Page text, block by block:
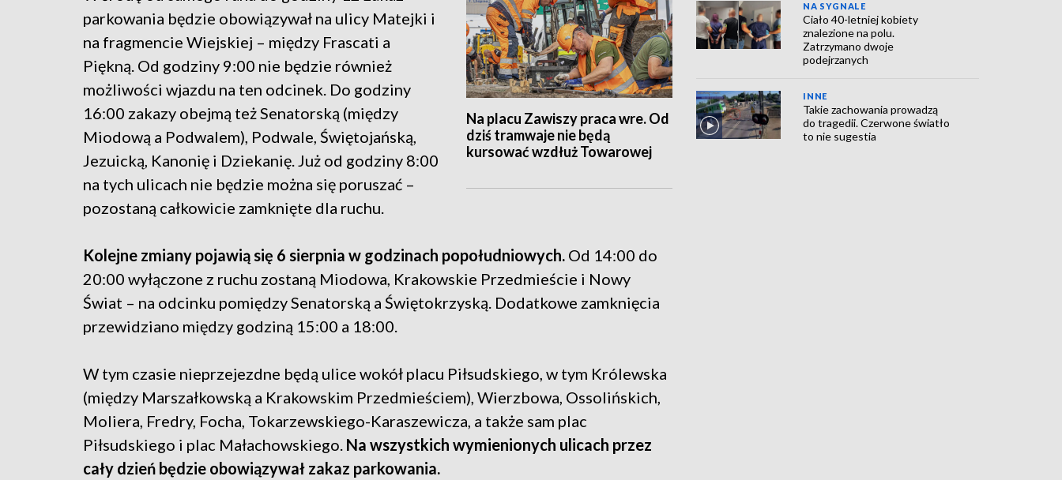
Na placu Zawiszy praca wre. Od
dziś tramwaje nie będą
kursować wzdłuż Towarowej
parkowania będzie obowiązywał na ulicy Matejki i
na fragmencie Wiejskiej – między Frascati a
Piękną. Od godziny 9:00 nie będzie również
możliwości wjazdu na ten odcinek. Do godziny
16:00 zakazy obejmą też Senatorską (między
Miodową a Podwalem), Podwale, Świętojańską,
Jezuicką, Kanonię i Dziekanię. Już od godziny 8:00
na tych ulicach nie będzie można się poruszać –
pozostaną całkowicie zamknięte dla ruchu.
Kolejne zmiany pojawią się 6 sierpnia w godzinach popołudniowych. Od 14:00 do
20:00 wyłączone z ruchu zostaną Miodowa, Krakowskie Przedmieście i Nowy
Świat – na odcinku pomiędzy Senatorską a Świętokrzyską. Dodatkowe zamknięcia
przewidziano między godziną 15:00 a 18:00.
W tym czasie nieprzejezdne będą ulice wokół placu Piłsudskiego, w tym Królewska
(między Marszałkowską a Krakowskim Przedmieściem), Wierzbowa, Ossolińskich,
Moliera, Fredry, Focha, Tokarzewskiego-Karaszewicza, a także sam plac
Piłsudskiego i plac Małachowskiego. Na wszystkich wymienionych ulicach przez
cały dzień będzie obowiązywał zakaz parkowania.
NA SYGNALE
Ciało 40-letniej kobiety
znalezione na polu.
Zatrzymano dwoje
podejrzanych
INNE
Takie zachowania prowadzą
do tragedii. Czerwone światło
to nie sugestia